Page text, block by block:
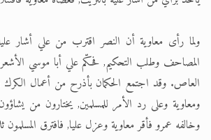
ولما رأى معاوية أن النصر اقترب من علي أشار
المصاحف وطلب التحكيم, فحكّم علي أبا موسي
العاص. وقد اجتمع الحكمان بأذرح من أعمال الكرك
ومعاوية وعلى رد الأمر للمسلمين, يختارون من
وخالفه عمرو فأقر معاوية وعزل عليا, فافترق